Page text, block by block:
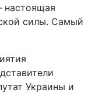
настоящая
силы. Самый
Украины и